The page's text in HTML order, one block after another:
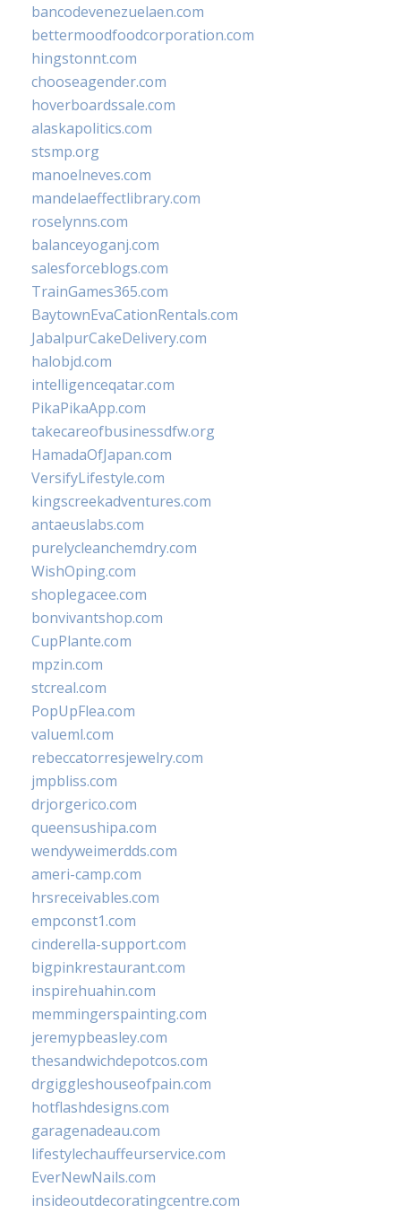
bancodevenezuelaen.com
bettermoodfoodcorporation.com
hingstonnt.com
chooseagender.com
hoverboardssale.com
alaskapolitics.com
stsmp.org
manoelneves.com
mandelaeffectlibrary.com
roselynns.com
balanceyoganj.com
salesforceblogs.com
TrainGames365.com
BaytownEvaCationRentals.com
JabalpurCakeDelivery.com
halobjd.com
intelligenceqatar.com
PikaPikaApp.com
takecareofbusinessdfw.org
HamadaOfJapan.com
VersifyLifestyle.com
kingscreekadventures.com
antaeuslabs.com
purelycleanchemdry.com
WishOping.com
shoplegacee.com
bonvivantshop.com
CupPlante.com
mpzin.com
stcreal.com
PopUpFlea.com
valueml.com
rebeccatorresjewelry.com
jmpbliss.com
drjorgerico.com
queensushipa.com
wendyweimerdds.com
ameri-camp.com
hrsreceivables.com
empconst1.com
cinderella-support.com
bigpinkrestaurant.com
inspirehuahin.com
memmingerspainting.com
jeremypbeasley.com
thesandwichdepotcos.com
drgiggleshouseofpain.com
hotflashdesigns.com
garagenadeau.com
lifestylechauffeurservice.com
EverNewNails.com
insideoutdecoratingcentre.com